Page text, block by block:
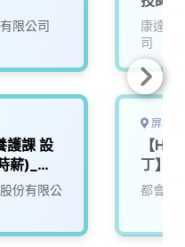
限公司
護課 設
薪)_新
份有限公
康達盛
司
屏東
【
丁】
都會生